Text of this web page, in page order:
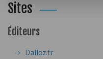
Sites
Éditeurs
Dalloz.fr